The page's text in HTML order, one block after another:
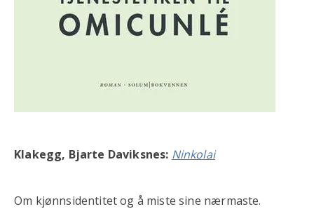
Klakegg, Bjarte Daviksnes: Ninkolai
Om kjønnsidentitet og å miste sine nærmaste.